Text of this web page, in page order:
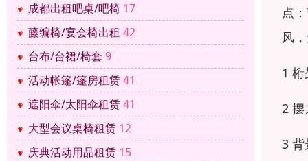
成都出租吧桌/吧椅 17
藤编椅/宴会椅出租 42
台布/台裙/椅套 9
活动帐篷/篷房租赁41
遮阳伞/太阳伞租赁41
大型会议桌椅租赁 12
庆典活动用品租赁 15
点
风
1
2 摆
3 背